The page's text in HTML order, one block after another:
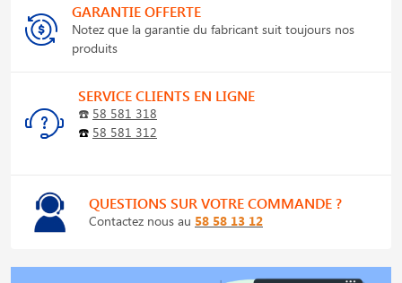
GARANTIE OFFERTE
Notez que la garantie du fabricant suit toujours nos
produits
SERVICE CLIENTS EN LIGNE
☎️ 58 581 318
☎️ 58 581 312
QUESTIONS SUR VOTRE COMMANDE ?
Contactez nous au 58 58 13 12